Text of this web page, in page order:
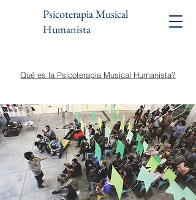
Psicoterapia Musical
Humanista
Qué es la Psicoterapia Musical Humanista?